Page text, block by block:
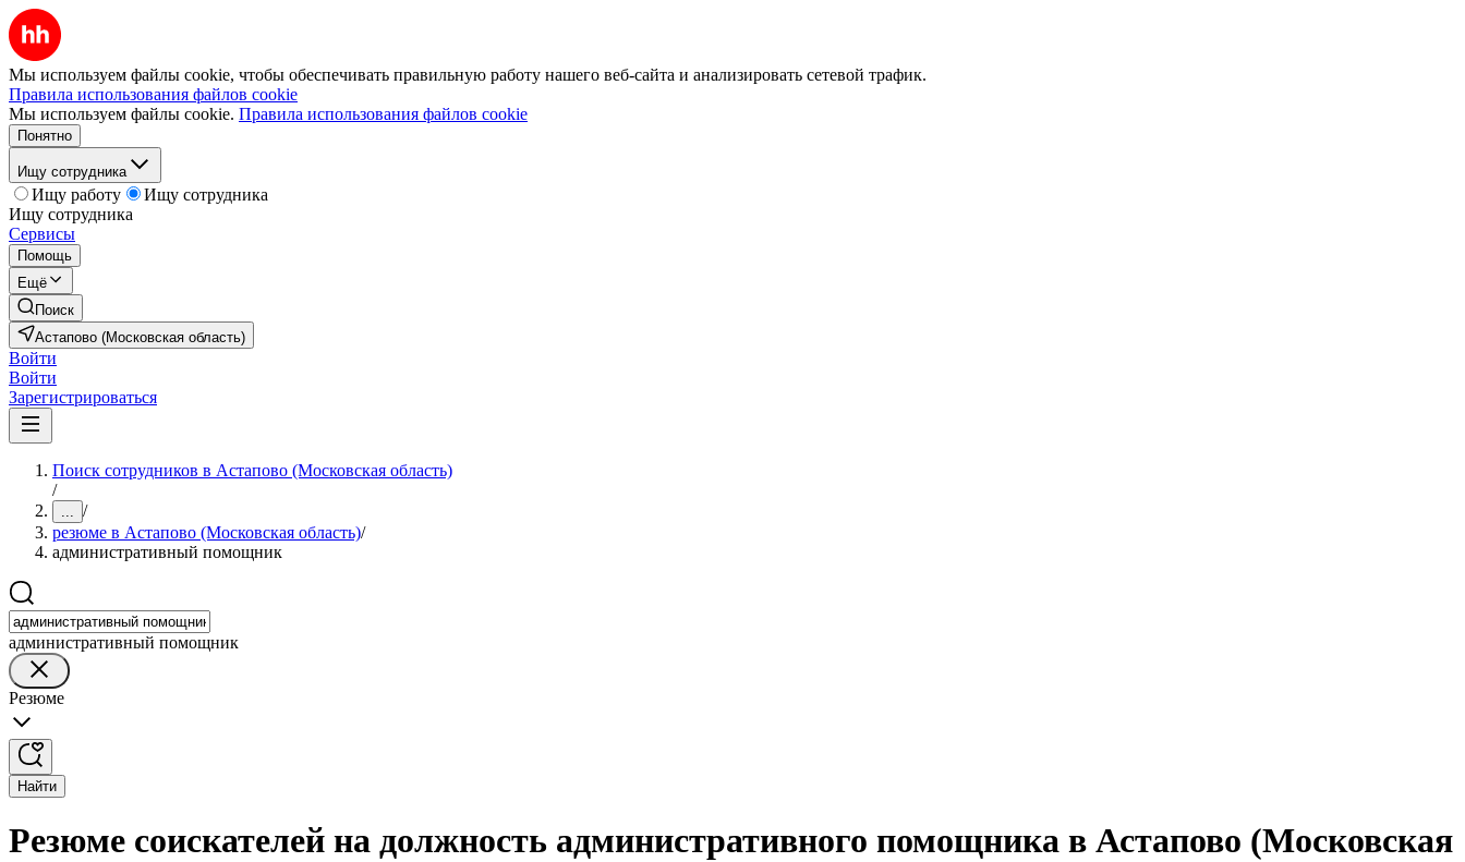
Мы используем файлы cookie, чтобы обеспечивать правильную работу нашего веб-сайта и анализировать сетевой трафик.
Правила использования файлов cookie
Мы используем файлы cookie. Правила использования файлов cookie
Понятно
Ищу сотрудника
Ищу работу
Ищу сотрудника
Ищу сотрудника
Сервисы
Помощь
Ещё
Поиск
Астапово (Московская область)
Войти
Войти
Зарегистрироваться
Поиск сотрудников в Астапово (Московская область)
/
... /
резюме в Астапово (Московская область)/
административный помощник
административный помощник
Резюме
Найти
Резюме соискателей на должность административного помощника в Астапово (Московская